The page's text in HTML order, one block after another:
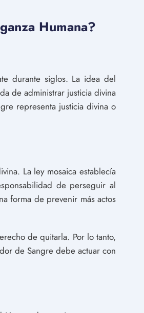
Humana?
durante siglos. La idea del
de administrar justicia divina
representa justicia divina o
La ley mosaica establecía
de perseguir al
forma de prevenir más actos
de quitarla. Por lo tanto,
de Sangre debe actuar con